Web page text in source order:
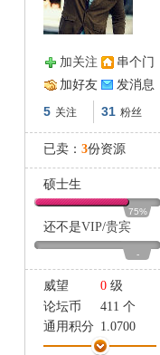
加关注
串个门
加好友
发消息
5 关注 31 粉丝
已卖： 3份资源
硕士生
75%
还不是VIP/贵宾
-
威望 0 级
论坛币
411 个
通用积分 1.0700
学术水平
15 点